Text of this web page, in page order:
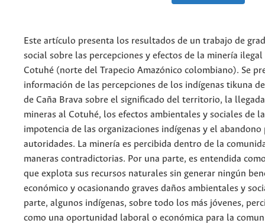
Este artículo presenta los resultados de un trabajo de
social sobre las percepciones y efectos de la minería
Cotuhé (norte del Trapecio Amazónico colombiano). Se
información de las percepciones de los indígenas tikuna
de Caña Brava sobre el significado del territorio, la
mineras al Cotuhé, los efectos ambientales y sociales de
impotencia de las organizaciones indígenas y el
autoridades. La minería es percibida dentro de la
maneras contradictorias. Por una parte, es entendida
que explota sus recursos naturales sin generar ningún
económico y ocasionando graves daños ambientales y
parte, algunos indígenas, sobre todo los más jóvenes,
como una oportunidad laboral o económica para la